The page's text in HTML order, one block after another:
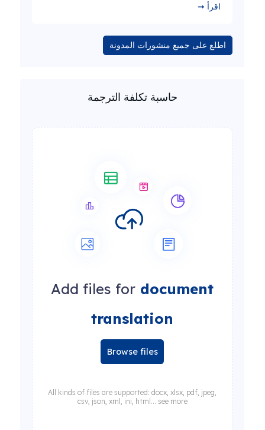
اقرأ ➞
اطلع على جميع منشورات المدونة
حاسبة تكلفة الترجمة
Add files for document
translation
Browse files
All kinds of files are supported: docx, xlsx, pdf, jpeg,
csv, json, xml, ini, html... see more